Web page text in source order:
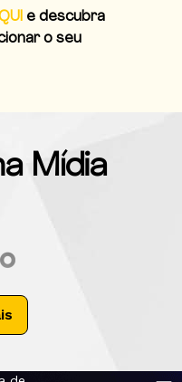
e descubra
o seu
Mídia